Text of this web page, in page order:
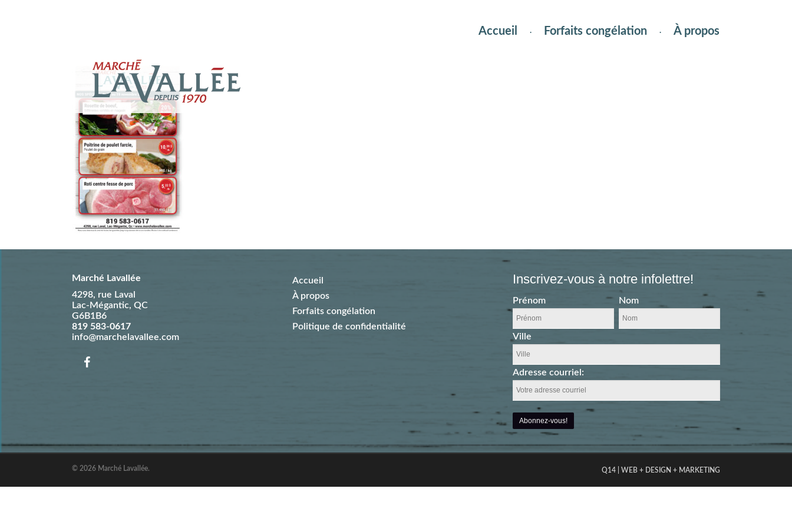
Accueil Forfaits congélation À propos
Marché Lavallée
4298, rue Laval
Lac-Mégantic, QC
G6B1B6
819 583-0617
info@marchelavallee.com
Accueil
À propos
Forfaits congélation
Politique de confidentialité
Inscrivez-vous à notre infolettre!
Prénom Nom
Ville
Adresse courriel:
© 2026 Marché Lavallée. Q14 | WEB + DESIGN + MARKETING